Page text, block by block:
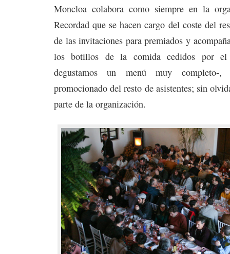
Moncloa colabora como siempre en la
Recordad que se hacen cargo del coste del
de las invitaciones para premiados y
los botillos de la comida cedidos por el
degustamos un menú muy completo-
promocionado del resto de asistentes; sin
parte de la organización.